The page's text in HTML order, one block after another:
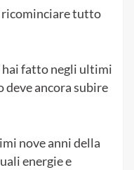
ricominciare tutto
hai fatto negli ultimi
deve ancora subire
nove anni della
energie e